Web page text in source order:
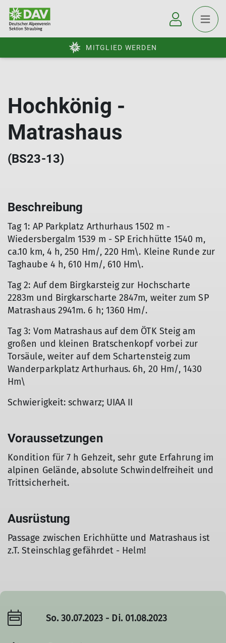
MITGLIED WERDEN
Hochkönig -
Matrashaus
(BS23-13)
Beschreibung
Tag 1: AP Parkplatz Arthurhaus 1502 m -
Wiedersbergalm 1539 m - SP Erichhütte 1540 m,
ca.10 km, 4 h, 250 Hm/, 220 Hm\. Kleine Runde zur
Taghaube 4 h, 610 Hm/, 610 Hm\.
Tag 2: Auf dem Birgkarsteig zur Hochscharte
2283m und Birgkarscharte 2847m, weiter zum SP
Matrashaus 2941m. 6 h; 1360 Hm/.
Tag 3: Vom Matrashaus auf dem ÖTK Steig am
großen und kleinen Bratschenkopf vorbei zur
Torsäule, weiter auf dem Schartensteig zum
Wanderparkplatz Arthurhaus. 6h, 20 Hm/, 1430
Hm\
Schwierigkeit: schwarz; UIAA II
Voraussetzungen
Kondition für 7 h Gehzeit, sehr gute Erfahrung im
alpinen Gelände, absolute Schwindelfreiheit und
Trittsicherheit.
Ausrüstung
Passage zwischen Erichhütte und Matrashaus ist
z.T. Steinschlag gefährdet - Helm!
So. 30.07.2023 - Di. 01.08.2023